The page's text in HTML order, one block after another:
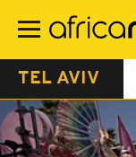
contenu
TEL AVIV